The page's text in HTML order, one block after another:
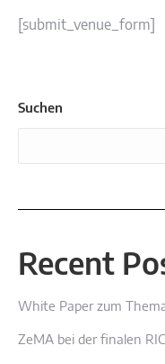
[submit_venue_form]
Suchen
Recent
White Paper zum
ZeMA bei der finalen